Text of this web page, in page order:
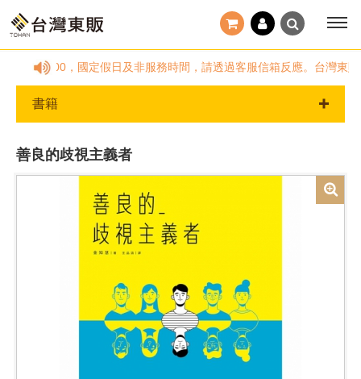
，國定假日及非服務時間，請透過客服信箱反應。台灣東販不會
書籍
善良的歧視主義者